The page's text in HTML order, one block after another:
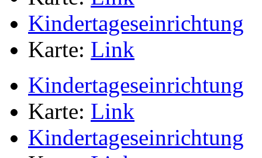
Kindertageseinrichtung
Karte: Link
Kindertageseinrichtung
Karte: Link
Kindertageseinrichtung